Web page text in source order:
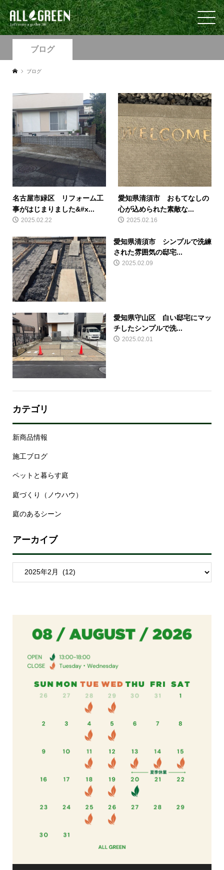
ブログ
ブログ
名古屋市緑区 リフォーム工
事がはじまりました&#x...
2025.02.22
愛知県清須市 おもてなしの
心が込められた素敵な...
2025.02.16
愛知県清須市 シンプルで洗練
された雰囲気の邸宅...
2025.02.09
愛知県守山区 白い邸宅にマッ
チしたシンプルで洗...
2025.02.01
カテゴリ
新商品情報
施工ブログ
ペットと暮らす庭
庭づくり（ノウハウ）
庭のあるシーン
アーカイブ